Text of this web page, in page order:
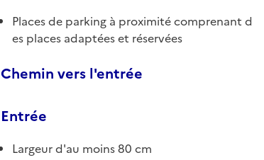
Places de parking à proximité comprenant d
es places adaptées et réservées
Chemin vers l'entrée
Entrée
Largeur d'au moins 80 cm